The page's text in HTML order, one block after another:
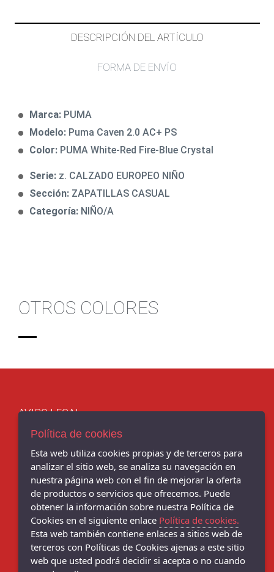
DESCRIPCIÓN DEL ARTÍCULO
FORMA DE ENVÍO
Marca: PUMA
Modelo: Puma Caven 2.0 AC+ PS
Color: PUMA White-Red Fire-Blue Crystal
Serie: z. CALZADO EUROPEO NIÑO
Sección: ZAPATILLAS CASUAL
Categoría: NIÑO/A
OTROS COLORES
AVISO LEGAL
POLÍTICA DE COOKIES
ENVÍOS Y DEVOLUCIONES
POLÍTICA DE PRIVACIDAD
Chema Sport - C/ BENITO CORBAL, 14, PONTEVEDRA - 36001
986 103 397
Chema Sneakers - C/ DANIEL DE LA SOTA, 9, - 36001 (Pontevedra)
Política de cookies
Esta web utiliza cookies propias y de terceros para
analizar el sitio web, se analiza su navegación en
nuestra página web con el fin de mejorar la oferta
de productos o servicios que ofrecemos. Puede
obtener la información sobre nuestra Política de
Cookies en el siguiente enlace Política de cookies.
Esta web también contiene enlaces a sitios web de
terceros con Políticas de Cookies ajenas a este sitio
web que usted podrá decidir si acepta o no cuando